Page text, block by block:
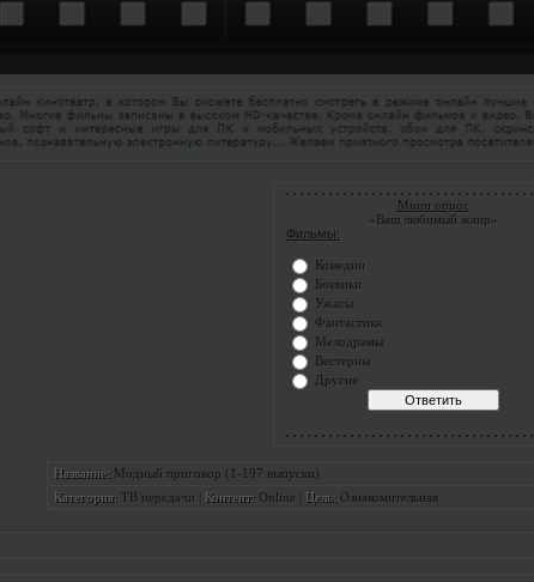
. . . . . . . . . . . . . . . . . . . . . . . . . . . . . . . . . . .
Мини опрос
«Ваш любимый жанр»
Фильмы:
Комедии
Боевики
Ужасы
Фантастика
Мелодрамы
Вестерны
Другие
. . . . . . . . . . . . . . . . . . . . . . . . . . . . . . . . . . .
Название: Модный приговор (1-197 выпуски)
Категория: ТВ передачи Контент: Online Цель: Ознакомительная